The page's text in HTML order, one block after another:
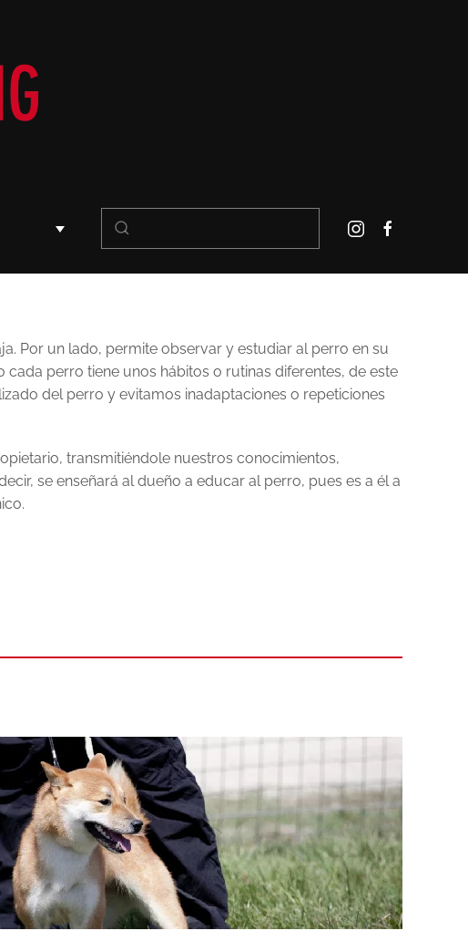
Por un lado, permite observar y estudiar al perro en su
perro tiene unos hábitos o rutinas diferentes, de este
del perro y evitamos inadaptaciones o repeticiones
transmitiéndole nuestros conocimientos,
se enseñará al dueño a educar al perro, pues es a él a